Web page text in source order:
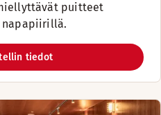
puitteet
napapiirillä.
tiedot